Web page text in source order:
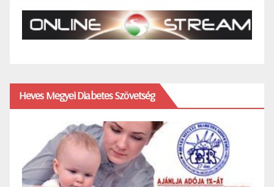
Heves Megyei Diabetes Szövetség